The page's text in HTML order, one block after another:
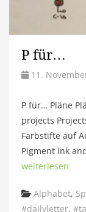
P für…
11.
P für… Pläne
projects
Farbstifte auf
Pigment ink
weiterlesen
Categories
Alphabet,
#dailyletter,